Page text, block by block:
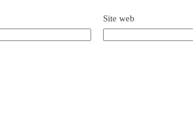
Site web